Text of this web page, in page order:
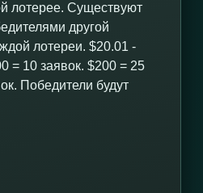
лотерее. Существуют
другой
лотереи. $20.01 -
= 10 заявок. $200 = 25
Победители будут